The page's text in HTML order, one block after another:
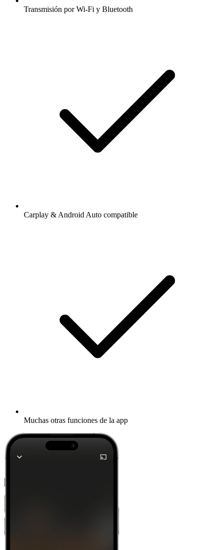
Transmisión por Wi-Fi y Bluetooth
Carplay & Android Auto compatible
Muchas otras funciones de la app